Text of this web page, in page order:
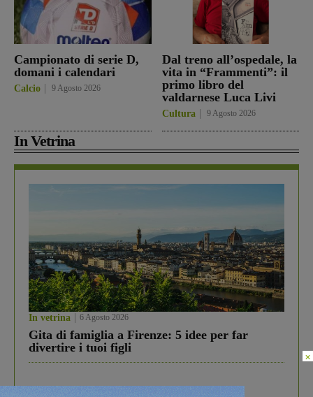
Campionato di serie D,
domani i calendari
Calcio 9 Agosto 2026
Dal treno all’ospedale, la
vita in “Frammenti”: il
primo libro del
valdarnese Luca Livi
Cultura 9 Agosto 2026
In Vetrina
In vetrina 6 Agosto 2026
Gita di famiglia a Firenze: 5 idee per far
divertire i tuoi figli
×